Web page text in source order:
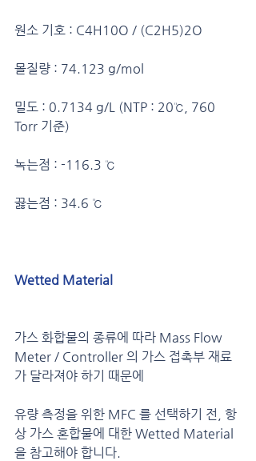
원소 기호 : C4H10O / (C2H5)2O
몰질량 : 74.123 g/mol
밀도 : 0.7134 g/L (NTP : 20℃, 760
Torr 기준)
녹는점 : -116.3 ℃
끓는점 : 34.6 ℃
Wetted Material
가스 화합물의 종류에 따라 Mass Flow
Meter / Controller 의 가스 접촉부 재료
가 달라져야 하기 때문에
유량 측정을 위한 MFC 를 선택하기 전, 항
상 가스 혼합물에 대한 Wetted Material
을 참고해야 합니다.